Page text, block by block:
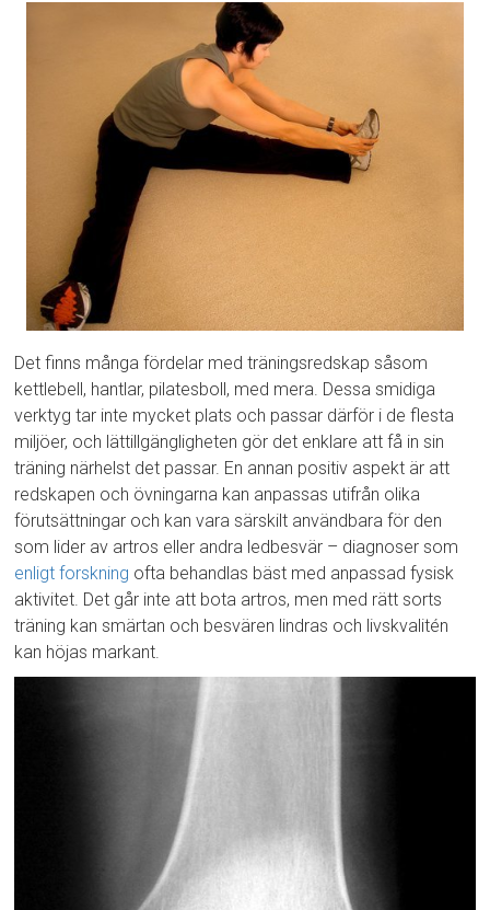
Det finns många fördelar med träningsredskap såsom
kettlebell, hantlar, pilatesboll, med mera. Dessa smidiga
verktyg tar inte mycket plats och passar därför i de flesta
miljöer, och lättillgängligheten gör det enklare att få in sin
träning närhelst det passar. En annan positiv aspekt är att
redskapen och övningarna kan anpassas utifrån olika
förutsättningar och kan vara särskilt användbara för den
som lider av artros eller andra ledbesvär – diagnoser som
enligt forskning ofta behandlas bäst med anpassad fysisk
aktivitet. Det går inte att bota artros, men med rätt sorts
träning kan smärtan och besvären lindras och livskvalitén
kan höjas markant.